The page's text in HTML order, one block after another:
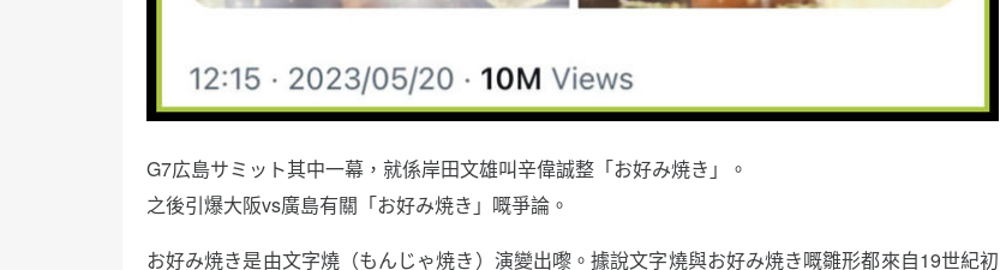
G7広島サミット其中一幕，就係岸田文雄叫辛偉誠整「お好み焼き」。
之後引爆大阪vs廣島有關「お好み焼き」嘅爭論。
お好み焼き是由文字燒（もんじゃ焼き）演變出嚟。據說文字燒與お好み焼き嘅雛形都來自19世紀初